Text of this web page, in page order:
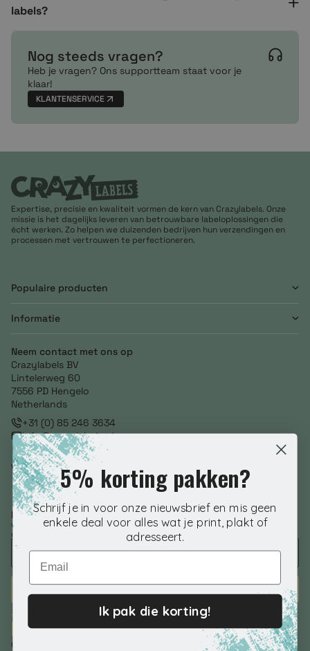
labels?
Nog steeds vragen?
Heb je vragen? Ons supportteam staat voor je
klaar!
KLANTENSERVICE
Expertise, precisie en kwaliteit vormen de kern van Crazylabels. Onze
missie is het dagelijks leveren van betrouwbare labeloplossingen die
écht werken. Zo helpen we duizenden bedrijven hun verzendingen en
processen met vertrouwen te perfectioneren.
Populaire producten
Informatie
Neem contact met ons op
Crazylabels BV
Lintelerweg 60
7556 PD Hengelo
Netherlands
+31 (0) 85 246 3634
info@crazylabels.nl
NL860793278B01
Volg ons
Nieuwsbrief aanmelden
Voer je e-mailadres in om speciale aanbiedingen, exclusieve kortingen en
nog veel meer te ontvangen!
ABONNEREN
© 2026 Crazylabels.nl. | KVK 76798992
5% korting pakken?
Schrijf je in voor onze nieuwsbrief en mis geen
enkele deal voor alles wat je print, plakt of
adresseert.
Email
Ik pak die korting!